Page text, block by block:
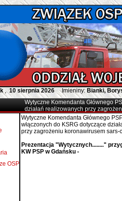
,10 sierpnia 2026 Imieniny: Bianki,
OSP
Wytyczne Komendanta Głównego
działań realizowanych przy
Wytyczne Komendanta Głównego
włączonych do KSRG dotyczące
przy zagrożeniu koronawirusem sars-
Prezentacja "Wytycznych........"
KW PSP w Gdańsku -